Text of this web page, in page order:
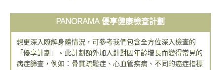
PANORAMA 優享健康檢查計劃
想更深入瞭解身體情況，可參考我們包含全方位深入檢查的
「優享計劃」。此計劃額外加入針對因年齡增長而變得常見的
病症篩查，例如：骨質疏鬆症、心血管疾病、不同的癌症指標